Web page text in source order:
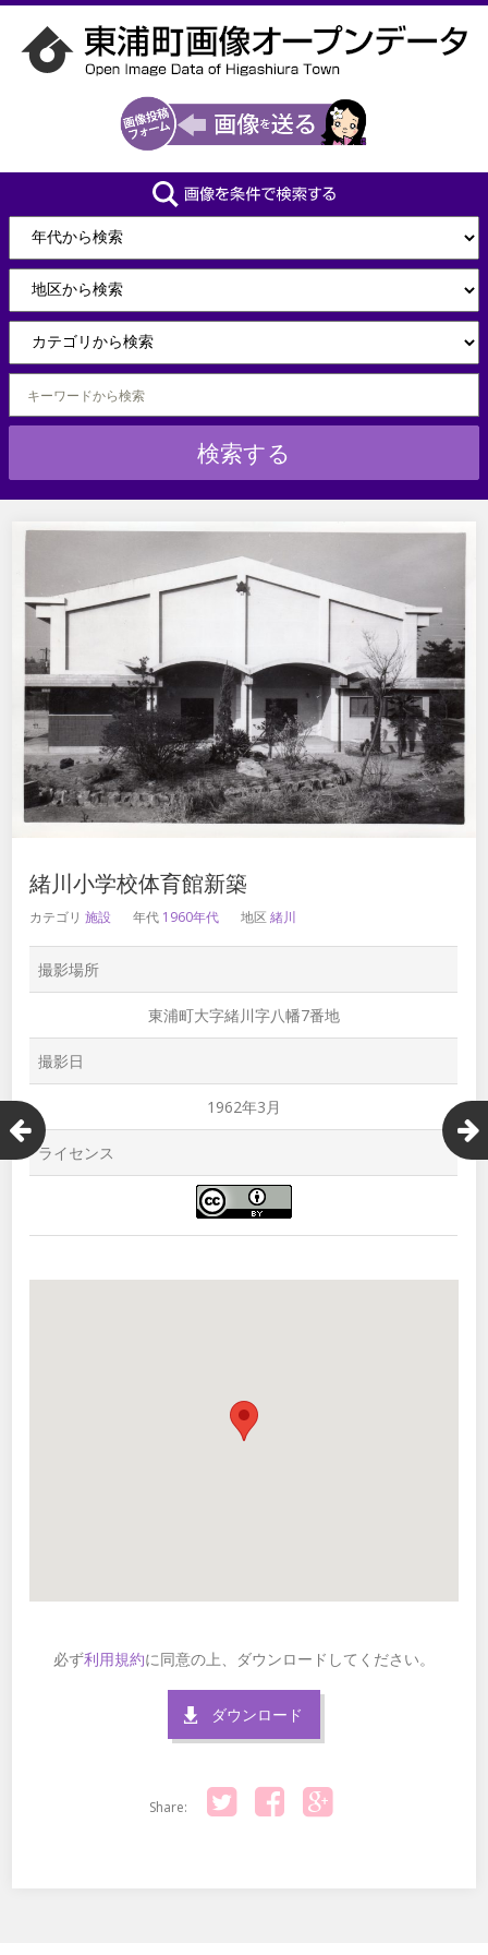
緒川小学校体育館新築
カテゴリ施設 年代 1960年代 地区緒川
撮影場所
東浦町大字緒川字八幡7番地
撮影日
1962年3月
ライセンス
必ず利用規約に同意の上、ダウンロードしてください。
ダウンロード
Share: